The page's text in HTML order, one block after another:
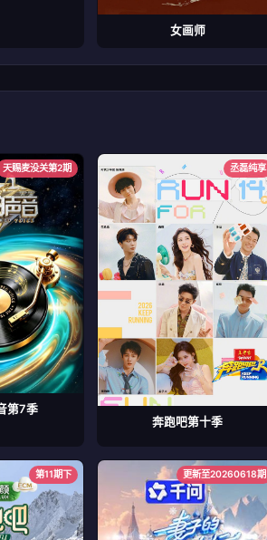
女画师
天赐麦没关第2期
第7季
丞磊纯享
奔跑吧第十季
第11期下 更新至20260618期